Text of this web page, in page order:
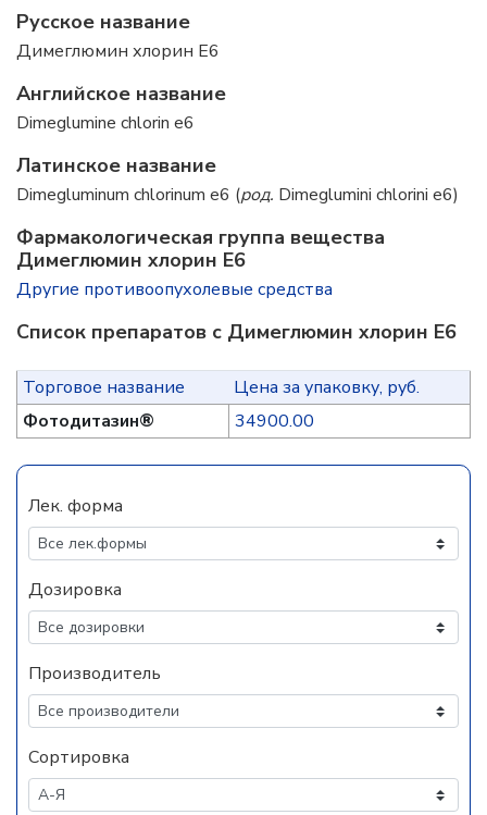
Русское название
Димеглюмин хлорин Е6
Английское название
Dimeglumine chlorin e6
Латинское название
Dimegluminum chlorinum e6 (род. Dimeglumini chlorini e6)
Фармакологическая группа вещества
Димеглюмин хлорин Е6
Другие противоопухолевые средства
Список препаратов с Димеглюмин хлорин Е6
Торговое название
Цена за упаковку, руб.
Фотодитазин®
34900.00
Лек. форма
Дозировка
Производитель
Сортировка